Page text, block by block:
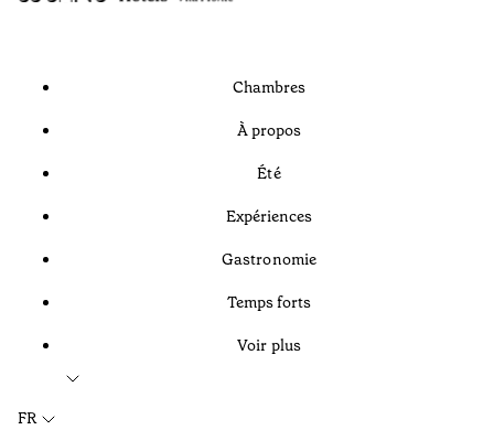
Chambres
À propos
Été
Expériences
Gastronomie
Temps forts
Voir plus
FR